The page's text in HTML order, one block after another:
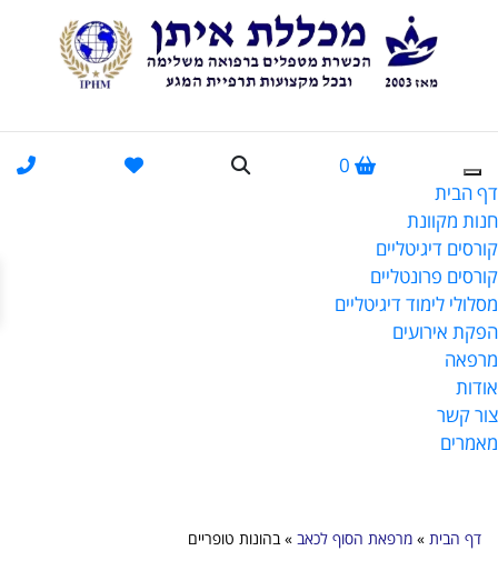
0
דף הבית
חנות מקוונת
קורסים דיגיטליים
קורסים פרונטליים
מסלולי לימוד דיגיטליים
הפקת אירועים
מרפאה
אודות
צור קשר
מאמרים
דף הבית » מרפאת הסוף לכאב »בהונות טופריים